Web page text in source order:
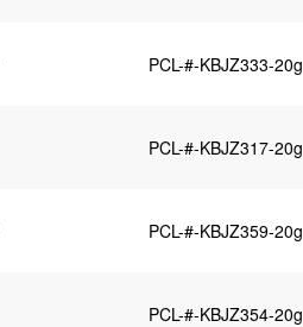
PCL-#-KBJZ333-20g
PCL-#-KBJZ317-20g
PCL-#-KBJZ359-20g
PCL-#-KBJZ354-20g